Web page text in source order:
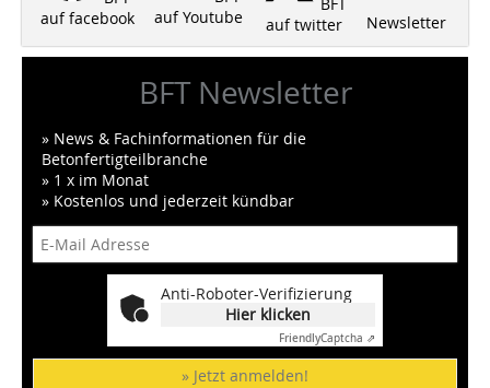
auf facebook
auf Youtube
BFT
auf twitter
Newsletter
BFT Newsletter
» News & Fachinformationen für die
Betonfertigteilbranche
» 1 x im Monat
» Kostenlos und jederzeit kündbar
Anti-Roboter-Verifizierung
Hier klicken
FriendlyCaptcha ⇗
» Jetzt anmelden!